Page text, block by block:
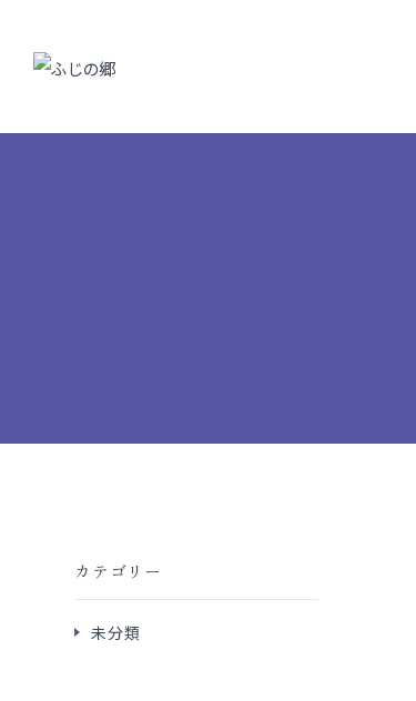
カテゴリー
未分類